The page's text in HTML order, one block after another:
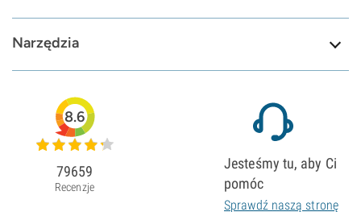
Narzędzia
8.6
79659
Recenzje
Jesteśmy tu, aby Ci
pomóc
Sprawdź naszą stronę